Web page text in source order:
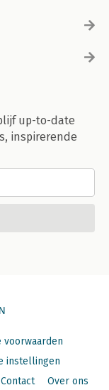
up-to-date
inspirerende
voorwaarden
instellingen
Over ons